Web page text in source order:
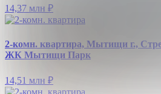
14,37 млн ₽
2-комн. квартира, Мытищи г.,
ЖК Мытищи Парк
14,51 млн ₽